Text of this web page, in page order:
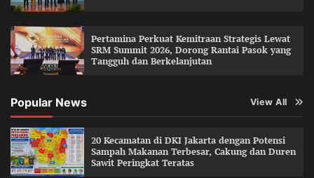
Pertamina Perkuat Kemitraan Strategis Lewat
SRM Summit 2026, Dorong Rantai Pasok yang
Tangguh dan Berkelanjutan
Popular News View All
20 Kecamatan di DKI Jakarta dengan Potensi
Sampah Makanan Terbesar, Cakung dan Duren
Sawit Peringkat Teratas